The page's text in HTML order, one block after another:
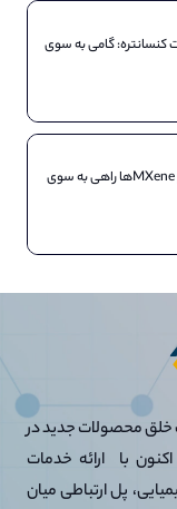
کنسانتره: گامی به سوی
انقلابی در صنعت نانو: سنتز فوق‌سریع MXeneها راهی به سوی
در سال 1401 و با هدف خلق محصولات جدید در
با ارائه خدمات
پل ارتباطی میان